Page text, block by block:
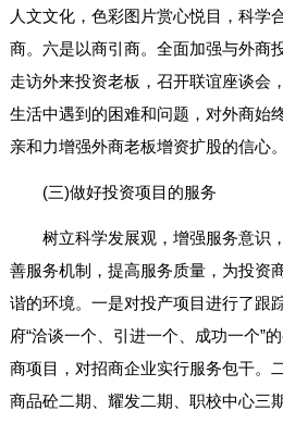
人文文化，色彩图片赏心悦目，科学
商。六是以商引商。全面加强与外商
走访外来投资老板，召开联谊座谈会
生活中遇到的困难和问题，对外商始
亲和力增强外商老板增资扩股的信心。
(三)做好投资项目的服务
树立科学发展观，增强服务意识
善服务机制，提高服务质量，为投资
谐的环境。一是对投产项目进行了跟
府“洽谈一个、引进一个、成功一个”
商项目，对招商企业实行服务包干。
商品砼二期、耀发二期、职校中心三